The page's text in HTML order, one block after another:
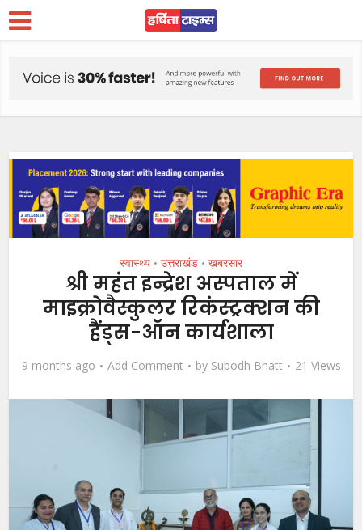
स्वास्थ्य • उत्तराखंड • ख़बरसार
श्री महंत इन्द्रेश अस्पताल में
माइक्रोवैस्कुलर रिकंस्ट्रक्शन की
हैंड्स-ऑन कार्यशाला
9 months ago Add Comment by Subodh Bhatt 21 Views